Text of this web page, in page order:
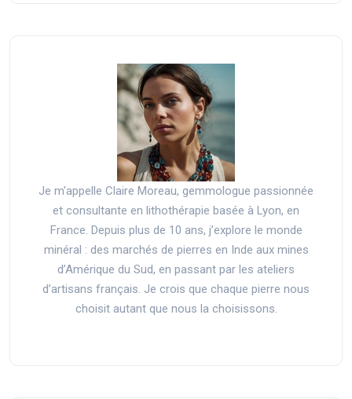
Je m'appelle Claire Moreau, gemmologue passionnée
et consultante en lithothérapie basée à Lyon, en
France. Depuis plus de 10 ans, j’explore le monde
minéral : des marchés de pierres en Inde aux mines
d’Amérique du Sud, en passant par les ateliers
d’artisans français. Je crois que chaque pierre nous
choisit autant que nous la choisissons.